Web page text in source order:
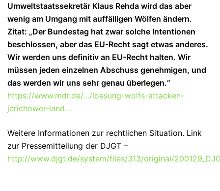
Umweltstaatssekretär Klaus Rehda wird das aber
wenig am Umgang mit auffälligen Wölfen ändern.
Zitat: „Der Bundestag hat zwar solche Intentionen
beschlossen, aber das EU-Recht sagt etwas anderes.
Wir werden uns definitiv an EU-Recht halten. Wir
müssen jeden einzelnen Abschuss genehmigen, und
das werden wir uns sehr genau überlegen.“
https://www.mdr.de/…/loesung-wolfs-attacken-
jerichower-land…
Weitere Informationen zur rechtlichen Situation. Link
zur Pressemitteilung der DJGT –
http://www.djgt.de/system/files/313/original/